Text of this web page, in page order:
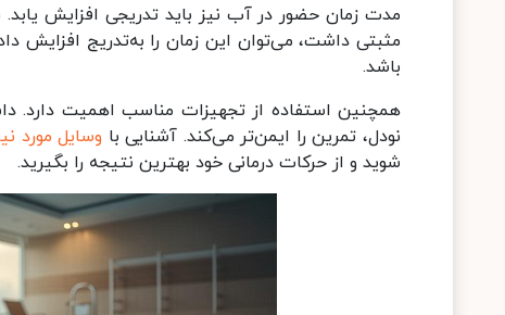
مثبتی داشت، می‌توان این زمان را به‌تدریج
باشد.
همچنین استفاده از تجهیزات مناسب اهمیت دارد.
نودل، تمرین را ایمن‌تر می‌کند. آشنایی با وسایل مورد
شوید و از حرکات درمانی خود بهترین نتیجه را بگیرید.